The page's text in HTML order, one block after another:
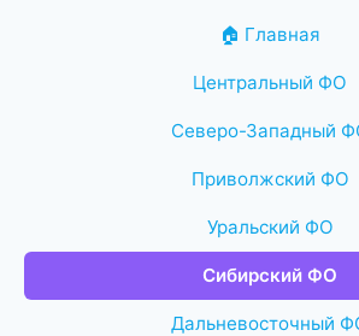
🏠 Главная
Центральный ФО
Северо-Западный
Приволжский ФО
Уральский ФО
Сибирский ФО
Дальневосточный